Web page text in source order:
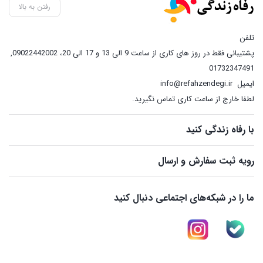
رفتن به بالا
تلفن
پشتیبانی فقط در روز های کاری از ساعت 9 الی 13 و 17 الی 20، 09022442002
,
01732347491
ایمیلinfo@refahzendegi.ir
لطفا خارج از ساعت کاری تماس نگیرید.
با رفاه زندگی کنید
رویه ثبت سفارش و ارسال
ما را در شبکه‌های اجتماعی دنبال کنید